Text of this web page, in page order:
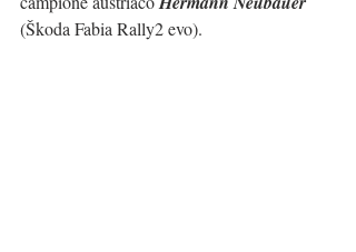
(Škoda Fabia Rally2 evo).